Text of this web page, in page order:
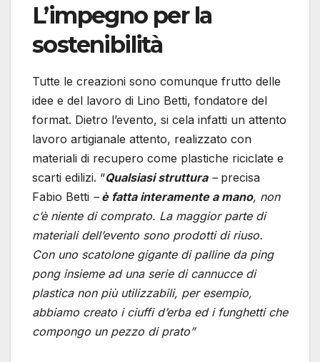
L’impegno per la
sostenibilità
Tutte le creazioni sono comunque frutto delle
idee e del lavoro di Lino Betti, fondatore del
format. Dietro l’evento, si cela infatti un attento
lavoro artigianale attento, realizzato con
materiali di recupero come plastiche riciclate e
scarti edilizi. “Qualsiasi struttura– precisa
Fabio Betti –è fatta interamente a mano, non
c’è niente di comprato. La maggior parte di
materiali dell’evento sono prodotti di riuso.
Con uno scatolone gigante di palline da ping
pong insieme ad una serie di cannucce di
plastica non più utilizzabili, per esempio,
abbiamo creato i ciuffi d’erba ed i funghetti che
compongo un pezzo di prato”